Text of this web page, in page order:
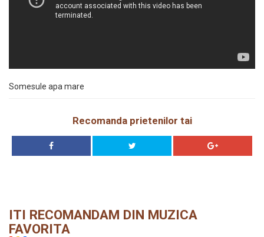
Somesule apa mare
Recomanda prietenilor tai
ITI RECOMANDAM DIN MUZICA
FAVORITA